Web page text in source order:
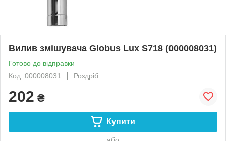
Вилив змішувача Globus Lux S718 (000008031)
Готово до відправки
Код: 000008031
Роздріб
202 ₴
Купити